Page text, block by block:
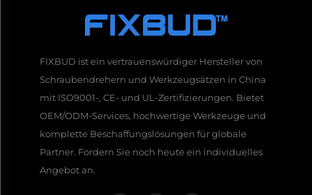
FIXBUD ist ein vertrauenswürdiger Hersteller von
Schraubendrehern und Werkzeugsätzen in China
mit ISO9001-, CE- und UL-Zertifizierungen. Bietet
OEM/ODM-Services, hochwertige Werkzeuge und
komplette Beschaffungslösungen für globale
Partner. Fordern Sie noch heute ein individuelles
Angebot an.